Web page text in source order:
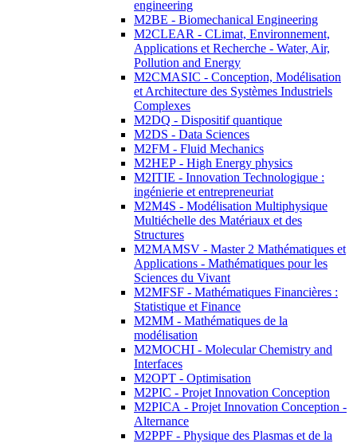
engineering
M2BE - Biomechanical Engineering
M2CLEAR - CLimat, Environnement,
Applications et Recherche - Water, Air,
Pollution and Energy
M2CMASIC - Conception, Modélisation
et Architecture des Systèmes Industriels
Complexes
M2DQ - Dispositif quantique
M2DS - Data Sciences
M2FM - Fluid Mechanics
M2HEP - High Energy physics
M2ITIE - Innovation Technologique :
ingénierie et entrepreneuriat
M2M4S - Modélisation Multiphysique
Multiéchelle des Matériaux et des
Structures
M2MAMSV - Master 2 Mathématiques et
Applications - Mathématiques pour les
Sciences du Vivant
M2MFSF - Mathématiques Financières :
Statistique et Finance
M2MM - Mathématiques de la
modélisation
M2MOCHI - Molecular Chemistry and
Interfaces
M2OPT - Optimisation
M2PIC - Projet Innovation Conception
M2PICA - Projet Innovation Conception -
Alternance
M2PPF - Physique des Plasmas et de la